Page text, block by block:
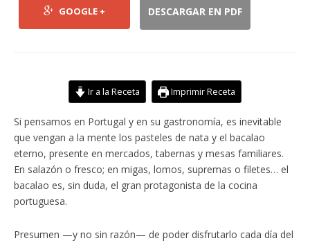
GOOGLE + DESCARGAR EN PDF
Ir a la Receta Imprimir Receta
Si pensamos en Portugal y en su gastronomía, es inevitable
que vengan a la mente los pasteles de nata y el bacalao
eterno, presente en mercados, tabernas y mesas familiares.
En salazón o fresco; en migas, lomos, supremas o filetes… el
bacalao es, sin duda, el gran protagonista de la cocina
portuguesa.
Presumen —y no sin razón— de poder disfrutarlo cada día del